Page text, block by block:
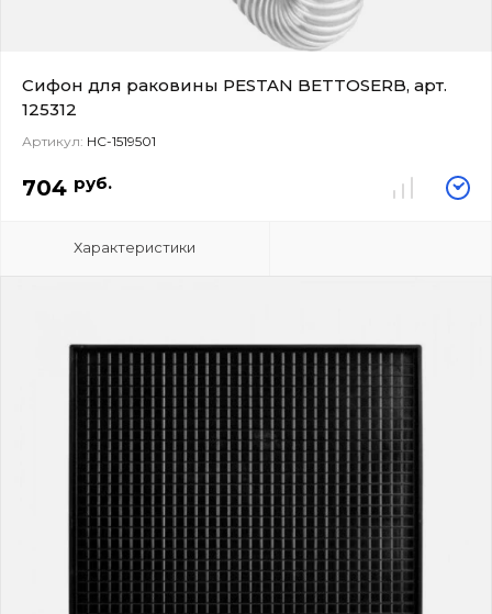
Сифон для раковины PESTAN BETTOSERB, арт.
125312
Артикул: НС-1519501
704 руб.
Характеристики